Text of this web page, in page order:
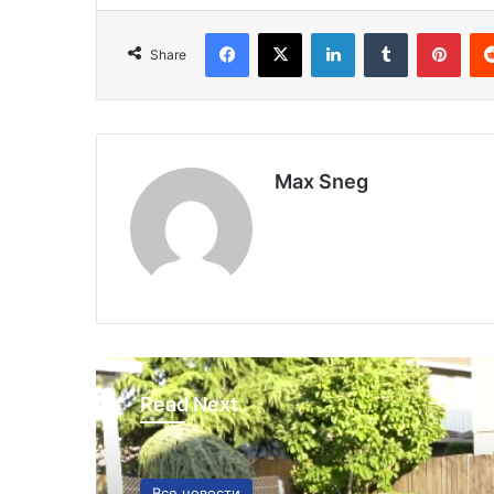
Share
Max Sneg
Read Next